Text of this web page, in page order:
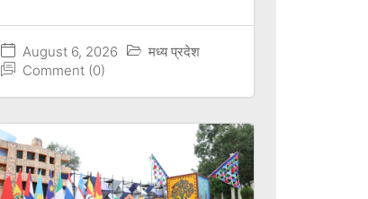
August 6, 2026
मध्य प्रदेश
Comment (0)